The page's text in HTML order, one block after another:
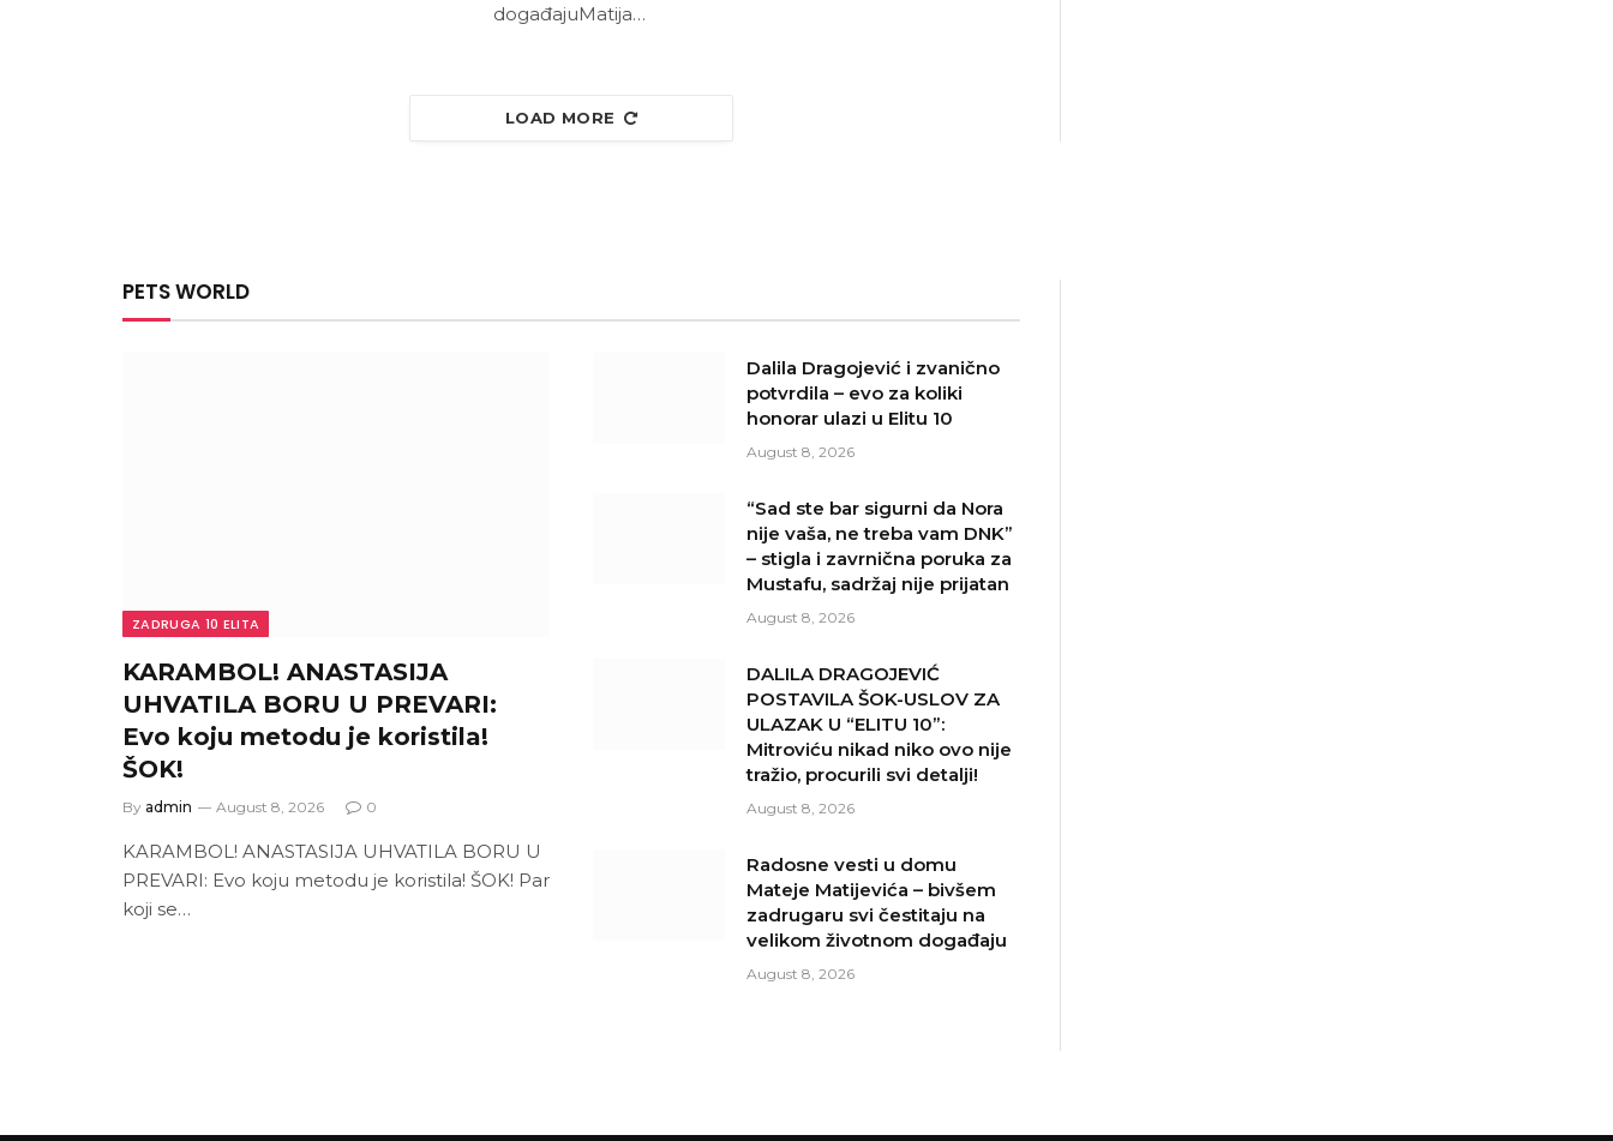
događajuMatija…
LOAD MORE
PETS WORLD
ZADRUGA 10 ELITA
KARAMBOL! ANASTASIJA
UHVATILA BORU U PREVARI:
Evo koju metodu je koristila!
ŠOK!
By admin August 8, 2026 0
KARAMBOL! ANASTASIJA UHVATILA BORU U
PREVARI: Evo koju metodu je koristila! ŠOK! Par
koji se…
Dalila Dragojević i zvanično
potvrdila – evo za koliki
honorar ulazi u Elitu 10
August 8, 2026
“Sad ste bar sigurni da Nora
nije vaša, ne treba vam DNK”
– stigla i zavrnična poruka za
Mustafu, sadržaj nije prijatan
August 8, 2026
DALILA DRAGOJEVIĆ
POSTAVILA ŠOK-USLOV ZA
ULAZAK U “ELITU 10”:
Mitroviću nikad niko ovo nije
tražio, procurili svi detalji!
August 8, 2026
Radosne vesti u domu
Mateje Matijevića – bivšem
zadrugaru svi čestitaju na
velikom životnom događaju
August 8, 2026